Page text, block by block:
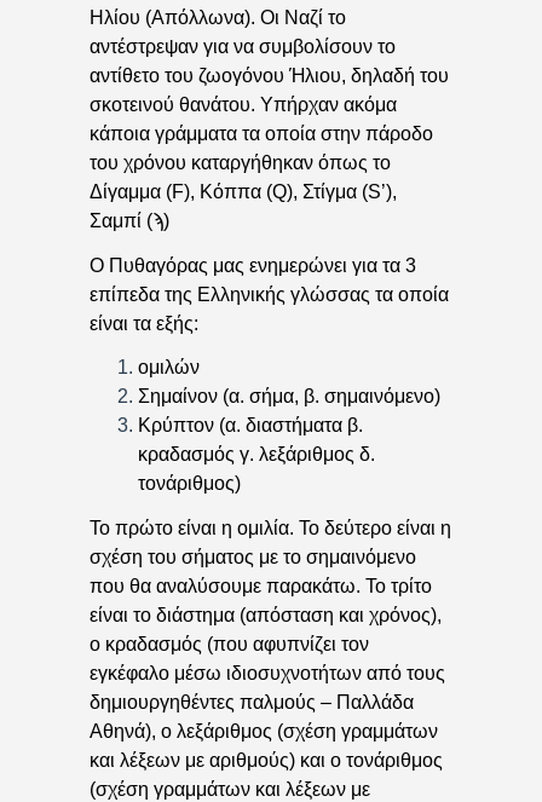
Ηλίου (Απόλλωνα). Οι Ναζί το
αντέστρεψαν για να συμβολίσουν το
αντίθετο του ζωογόνου Ήλιου, δηλαδή του
σκοτεινού θανάτου. Υπήρχαν ακόμα
κάποια γράμματα τα οποία στην πάροδο
του χρόνου καταργήθηκαν όπως το
Δίγαμμα (F), Κόππα (Q), Στίγμα (S’),
Σαμπί (ϡ)
Ο Πυθαγόρας μας ενημερώνει για τα 3
επίπεδα της Ελληνικής γλώσσας τα οποία
είναι τα εξής:
ομιλών
Σημαίνον (α. σήμα, β. σημαινόμενο)
Κρύπτον (α. διαστήματα β.
κραδασμός γ. λεξάριθμος δ.
τονάριθμος)
Το πρώτο είναι η ομιλία. Το δεύτερο είναι η
σχέση του σήματος με το σημαινόμενο
που θα αναλύσουμε παρακάτω. Το τρίτο
είναι το διάστημα (απόσταση και χρόνος),
ο κραδασμός (που αφυπνίζει τον
εγκέφαλο μέσω ιδιοσυχνοτήτων από τους
δημιουργηθέντες παλμούς – Παλλάδα
Αθηνά), ο λεξάριθμος (σχέση γραμμάτων
και λέξεων με αριθμούς) και ο τονάριθμος
(σχέση γραμμάτων και λέξεων με